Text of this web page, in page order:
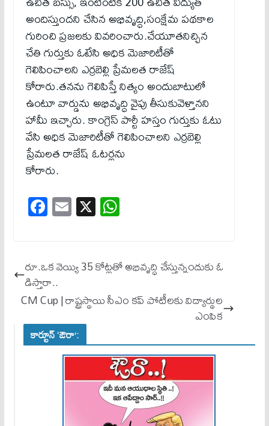
అందిస్తుందని చేసిన అభివృద్ధి,సంక్షేమ పథకాల
గురించి ప్రజలకు వివరించారు.చేయూతనిచ్చిన
చేతి గుర్తుకు ఓటేసి అధిక మెజారిటీతో
గెలిపించాలని ఎర్రబెల్లి ప్రేమలత రాజేష్
కోరారు.తనను గెలిపిస్తే నిత్యం అందుబాటులో
ఉంటూ వార్డును అభివృద్ధి వైపు తీసుకువెళ్తానని
హామీ ఇచ్చారు. కాంగ్రెస్ పార్టీ హస్తం గుర్తుకు ఓటు
వేసి అధిక మెజారిటీతో గెలిపించాలని ఎర్రబెల్లి
ప్రేమలత రాజేష్ ఓటర్లను
కోరారు.
Fa
ce
ok
E
m
X W
ha
A
pp
రూ.ఒక వెయ్యి 35 కోట్లతో అభివృద్ధి చేస్తున్నందుకు ఓ
డిస్తారా..
CM Cup | రాష్ట్రస్థాయి సీఎం కప్ పోటీలకు విద్యార్థుల
ఎంపిక
కార్టూన్ ‘ఔరా’: